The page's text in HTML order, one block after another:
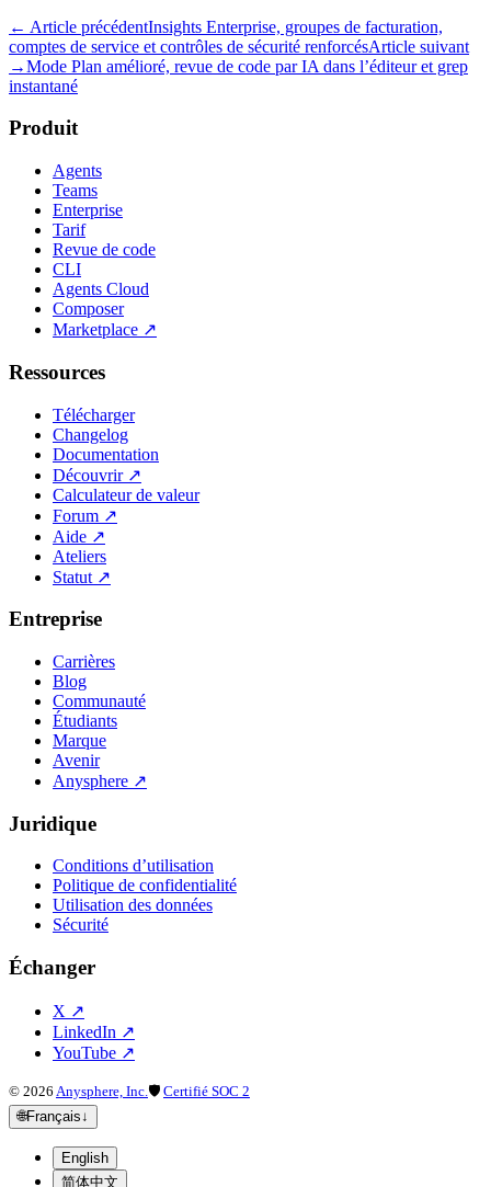
← Article précédentInsights Enterprise, groupes de facturation,
comptes de service et contrôles de sécurité renforcésArticle suivant
→Mode Plan amélioré, revue de code par IA dans l’éditeur et grep
instantané
Produit
Agents
Teams
Enterprise
Tarif
Revue de code
CLI
Agents Cloud
Composer
Marketplace ↗
Ressources
Télécharger
Changelog
Documentation
Découvrir↗
Calculateur de valeur
Forum ↗
Aide ↗
Ateliers
Statut ↗
Entreprise
Carrières
Blog
Communauté
Étudiants
Marque
Avenir
Anysphere ↗
Juridique
Conditions d’utilisation
Politique de confidentialité
Utilisation des données
Sécurité
Échanger
X ↗
LinkedIn ↗
YouTube ↗
© 2026 Anysphere, Inc. 🛡 Certifié SOC 2
🌐Français↓
English
简体中文